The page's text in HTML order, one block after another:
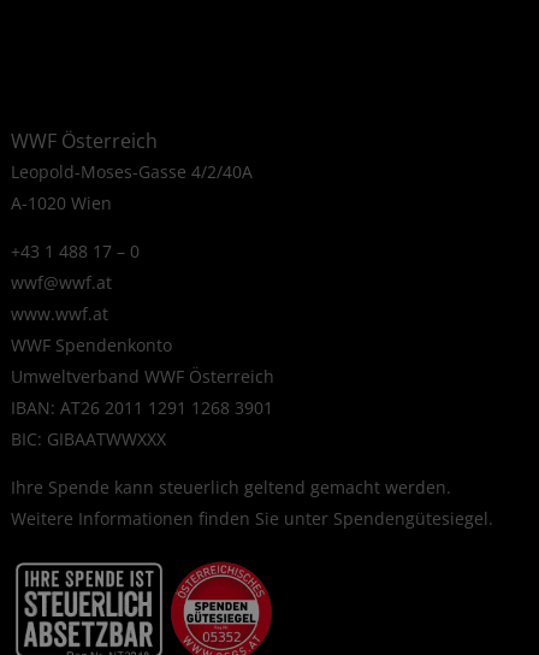
WWF Österreich
Leopold-Moses-Gasse 4/2/40A
A-1020 Wien
+43 1 488 17 – 0
wwf@wwf.at
www.wwf.at
WWF Spendenkonto
Umweltverband WWF Österreich
IBAN: AT26 2011 1291 1268 3901
BIC: GIBAATWWXXX
Ihre Spende kann steuerlich geltend gemacht werden.
Weitere Informationen finden Sie unter Spendengütesiegel.